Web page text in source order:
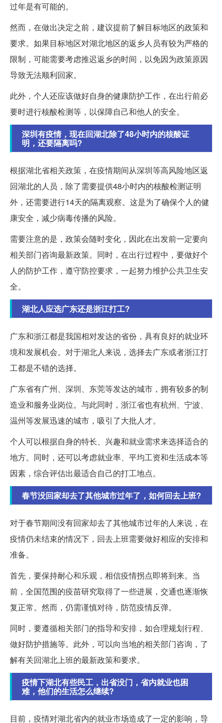
过年是有可能的。
然而，在做出决定之前，建议提前了解目标地区的政策和
要求。如果目标地区对湖北地区的返乡人员有较为严格的
限制，可能需要考虑推迟返乡的时间，以免因为政策原因
导致无法顺利回家。
此外，个人还应该做好自身的健康防护工作，在出行前必
要时进行核酸检测等，以保障自己和他人的安全。
深圳有疫情，现在回湖北除了48小时内的核酸证
明，还要隔离吗?
根据湖北省相关政策，在疫情期间从深圳等高风险地区返
回湖北的人员，除了需要提供48小时内的核酸检测证明
外，还需要进行14天的隔离观察。这是为了确保个人的健
康安全，减少病毒传播的风险。
需要注意的是，政策会随时变化，因此在出发前一定要向
相关部门咨询最新政策。同时，在出行过程中，要做好个
人的防护工作，遵守防控要求，一起努力维护公共卫生安
全。
湖北人应选广东还是浙江打工?
广东和浙江都是我国相对发达的省份，具有良好的就业环
境和发展机会。对于湖北人来说，选择去广东或者浙江打
工都是不错的选择。
广东省有广州、深圳、东莞等发达的城市，拥有较多的制
造业和服务业岗位。与此同时，浙江省也有杭州、宁波、
温州等发展迅速的城市，吸引了大批人才。
个人可以根据自身的特长、兴趣和就业需求来选择适合的
地方。同时，还可以考虑就业率、平均工资和生活成本等
因素，综合评估出最适合自己的打工地点。
春节没回家却去了其他城市过年了，如何回去上班?
对于春节期间没有回家却去了其他城市过年的人来说，在
疫情仍未结束的情况下，回去上班需要做好相应的安排和
准备。
首先，要保持耐心和乐观，相信疫情拐点即将到来。当
前，全国范围的疫苗研究取得了一些进展，交通也逐渐恢
复正常。然而，仍需谨慎对待，防范疫情反弹。
同时，要遵循相关部门的指导和安排，如合理规划行程、
做好防护措施等。此外，可以向当地的相关部门咨询，了
解有关回湖北上班的最新政策和要求。
疫情下湖北有些民工，出省没门，省内就业也困
难，他们的生活怎么继续?
目前，疫情对湖北省内的就业市场造成了一定的影响，导